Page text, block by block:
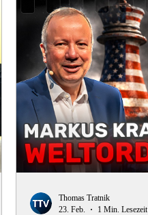
Thomas Tratnik
23. Feb.
1 Min. Lesezeit